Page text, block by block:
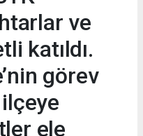
ve
katıldı.
görev
ele